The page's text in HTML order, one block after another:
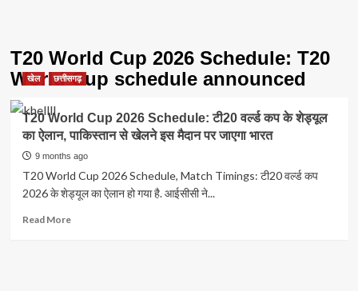
T20 World Cup 2026 Schedule: T20
World Cup schedule announced
खेल छत्तीसगढ़
T20 World Cup 2026 Schedule: टी20 वर्ल्ड कप के शेड्यूल
का ऐलान, पाकिस्तान से खेलने इस मैदान पर जाएगा भारत
9 months ago
T20 World Cup 2026 Schedule, Match Timings: टी20 वर्ल्ड कप
2026 के शेड्यूल का ऐलान हो गया है. आईसीसी ने...
Read MoreRead